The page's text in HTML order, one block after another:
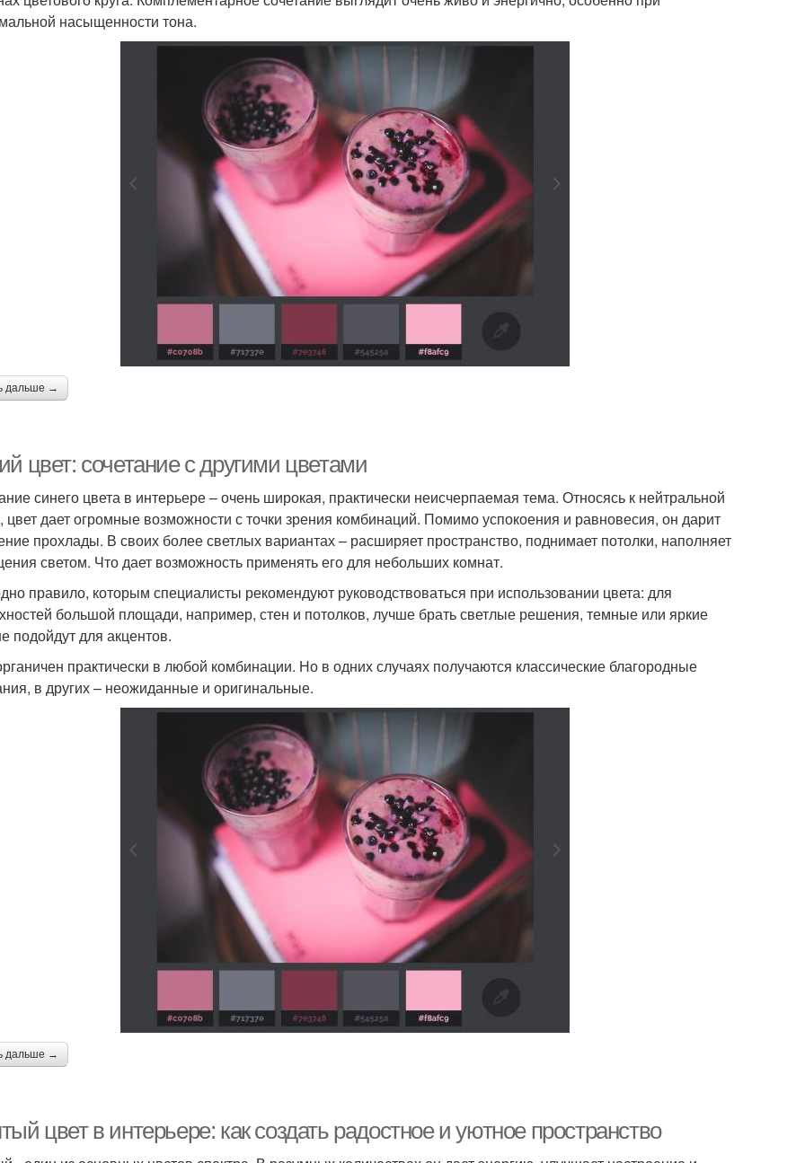
насыщенности тона.
дальше →
цвет: сочетание с другими цветами
синего цвета в интерьере – очень широкая, практически неисчерпаемая тема. Относясь к нейтральной
цвет дает огромные возможности с точки зрения комбинаций. Помимо успокоения и равновесия, он дарит
прохлады. В своих более светлых вариантах – расширяет пространство, поднимает потолки, наполняет
светом. Что дает возможность применять его для небольших комнат.
правило, которым специалисты рекомендуют руководствоваться при использовании цвета: для
большой площади, например, стен и потолков, лучше брать светлые решения, темные или яркие
подойдут для акцентов.
практически в любой комбинации. Но в одних случаях получаются классические благородные
в других – неожиданные и оригинальные.
дальше →
цвет в интерьере: как создать радостное и уютное пространство